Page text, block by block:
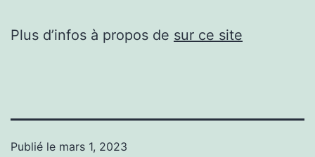
Plus d’infos à propos de sur ce site
Publié le mars 1, 2023